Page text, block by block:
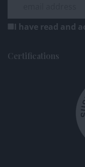
I have read and
Certifications